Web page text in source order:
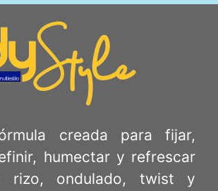
creada para fijar,
humectar y refrescar
rizo, ondulado, twist y